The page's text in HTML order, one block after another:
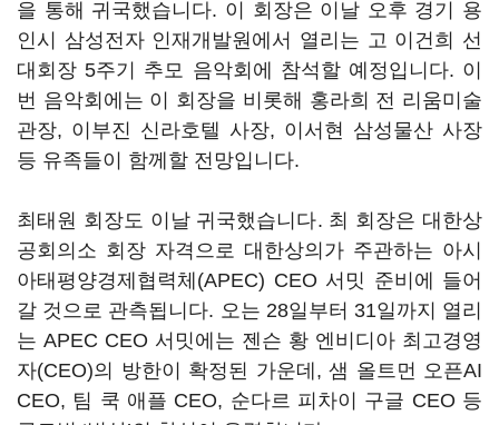
을 통해 귀국했습니다. 이 회장은 이날 오후 경기 용
인시 삼성전자 인재개발원에서 열리는 고 이건희 선
대회장5주기 추모 음악회에 참석할 예정입니다. 이
번 음악회에는 이 회장을 비롯해 홍라희 전 리움미술
관장, 이부진 신라호텔 사장, 이서현 삼성물산 사장
등 유족들이 함께할 전망입니다.
최태원 회장도 이날 귀국했습니다. 최 회장은 대한상
공회의소 회장 자격으로 대한상의가 주관하는 아시
아태평양경제협력체 (APEC) CEO 서밋 준비에 들어
갈 것으로 관측됩니다. 오는 28일부터 31일까지 열리
는 APEC CEO 서밋에는 젠슨 황 엔비디아 최고경영
자(CEO)의 방한이 확정된 가운데 , 샘 올트먼 오픈AI
CEO, 팀 쿡 애플 CEO, 순다르 피차이 구글 CEO 등